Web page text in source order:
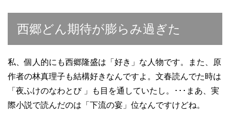
西郷どん期待が膨らみ過ぎた
私、個人的にも西郷隆盛は「好き」な人物です。また、原
作者の林真理子も結構好きなんですよ。文春読んでた時は
「夜ふけのなわとび 」も目を通していたし。･･･まあ、実
際小説で読んだのは「下流の宴」位なんですけどね。